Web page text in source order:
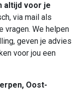
altijd voor je
via mail als
vragen. We helpen
geven je advies
voor jou een
Oost-